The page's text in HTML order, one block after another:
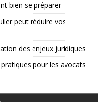
bien se préparer
peut réduire vos
des enjeux juridiques
pour les avocats